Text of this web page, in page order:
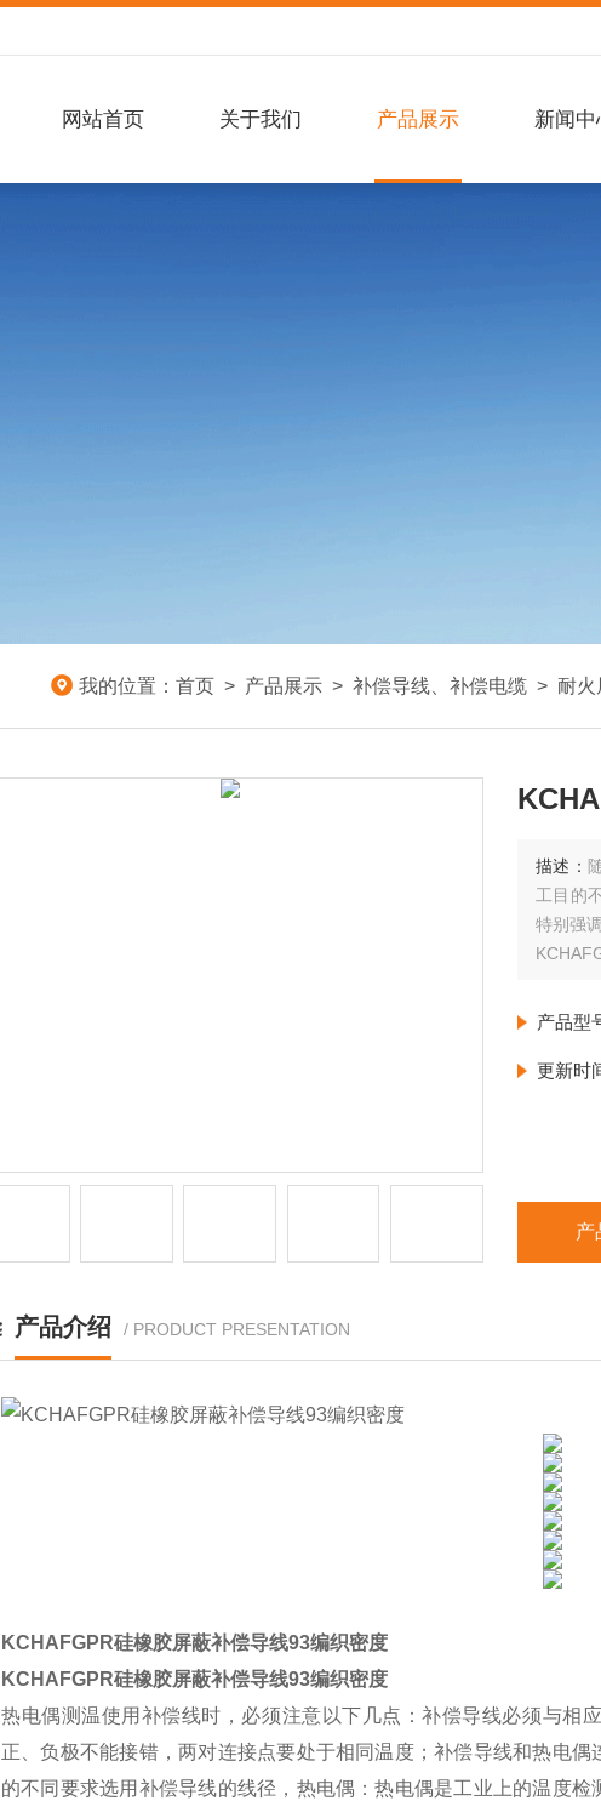
网站首页 关于我们 产品展示 新闻中
我的位置： 首页 > 产品展示 > 补偿导线、补偿电缆 > 耐火
描述：
工目的
特别强
产品型
更新时
产
产品介绍 / PRODUCT PRESENTATION
KCHAFGPR硅橡胶屏蔽补偿导线93编织密度
KCHAFGPR硅橡胶屏蔽补偿导线93编织密度
热电偶测温使用补偿线时，必须注意以下几点：补偿导线必须与相
正、负极不能接错，两对连接点要处于相同温度；补偿导线和热电
的不同要求选用补偿导线的线径，热电偶：热电偶是工业上的温度